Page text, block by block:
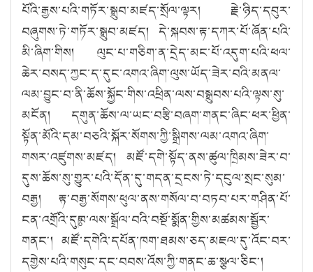
པོའི་རྒྱས་པའི་གཏོར་སྒྲུབ་མཛད་སྲོལ་ལྟར། རྗེ་ཉིད་དབུར་
བཞུགས་ཏེ་གཏོར་སྒྲུབ་མཛད། དེ་སྐབས་རྟ་དཀར་པོ་ཞོན་པའི་
མི་ཞིག་གིས། ལུང་པ་གཅིག་ན་དྲེད་མང་པོ་འདུག་པའི་ཕལ་
ཆེར་བསད་ཀྱང་ད་དུང་འགའ་ཞིག་ལུས་ཡོད་ཟེར་བའི་མནལ་
ལམ་བྱུང་བ་ནི་ཆོས་སྐྱོང་གིས་འཕྲིན་ལས་བསྒྲུབས་པའི་ལྟས་སུ་
མངོན། དགུན་ཆོས་ལ་ཡང་བརྩི་བཞག་གནང་ཞིང་ཕར་ཕྱིན་
སྟོན་མོའི་དམ་བཅའི་སྐོར་སོགས་ཀྱི་སྒྲིགས་ལམ་འགའ་ཞིག་
གསར་འཛུགས་མཛད། མཛོ་དགེ་སྟོད་ནས་ཚུལ་ཁྲིམས་ཟེར་བ་
དུས་ཆོས་སུ་གྱུར་པའི་དོན་དུ་གདན་དྲངས་ཏེ་དངུལ་སྲང་སུམ་
བརྒྱ། རྟ་བརྒྱ་སོགས་ཕུལ་ནས་གསོལ་བ་བཏབ་པར་གཤིན་པོ་
ངན་འགྲོའི་དུཿཁ་ལས་སྒྲོལ་བའི་བསྔོ་སྨོན་གྱིས་མཚམས་སྦྱོར་
གནང༌། མཛོ་དགེའི་དཔོན་ཁག་ཐམས་ཅད་མཇལ་དུ་འོང་བར་
དགྱེས་པའི་གསུང་དང་བབས་འོས་ཀྱི་གནང་ཆ་སྩལ་ཅིང༌།